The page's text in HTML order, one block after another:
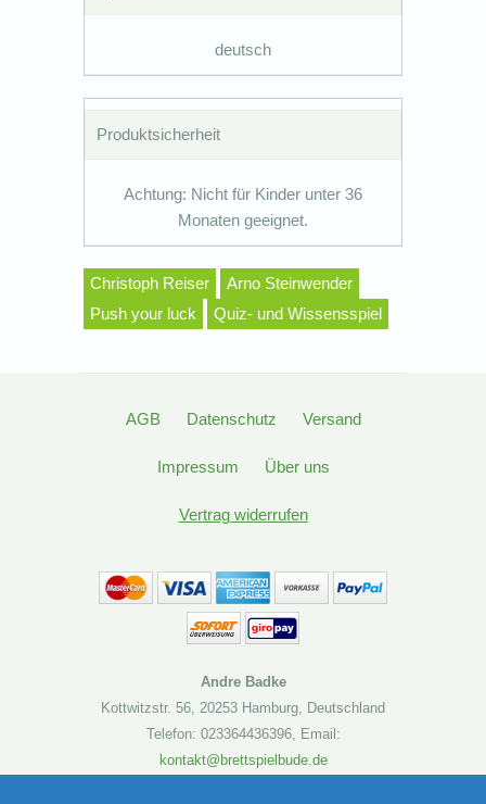
deutsch
Produktsicherheit
Achtung: Nicht für Kinder unter 36
Monaten geeignet.
Christoph Reiser
Arno Steinwender
Push your luck
Quiz- und Wissensspiel
AGB Datenschutz Versand
Impressum Über uns
Vertrag widerrufen
Andre Badke
Kottwitzstr. 56 20253 Hamburg Deutschland
Telefon: 023364436396, Email:
kontakt@brettspielbude.de